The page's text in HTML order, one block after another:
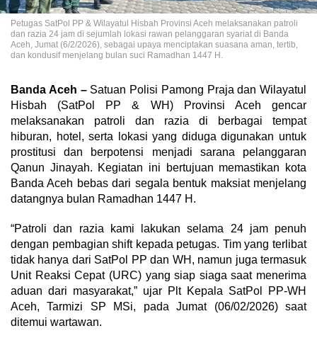
Petugas SatPol PP & Wilayatul Hisbah Provinsi Aceh melaksanakan patroli
dan razia 24 jam di sejumlah lokasi rawan pelanggaran syariat di Banda
Aceh, Jumat (6/2/2026), sebagai upaya menciptakan suasana aman, tertib,
dan kondusif menjelang bulan suci Ramadhan 1447 H.
Banda Aceh –Satuan Polisi Pamong Praja dan Wilayatul
Hisbah (SatPol PP & WH) Provinsi Aceh gencar
melaksanakan patroli dan razia di berbagai tempat
hiburan, hotel, serta lokasi yang diduga digunakan untuk
prostitusi dan berpotensi menjadi sarana pelanggaran
Qanun Jinayah. Kegiatan ini bertujuan memastikan kota
Banda Aceh bebas dari segala bentuk maksiat menjelang
datangnya bulan Ramadhan 1447 H.
“Patroli dan razia kami lakukan selama 24 jam penuh
dengan pembagian shift kepada petugas. Tim yang terlibat
tidak hanya dari SatPol PP dan WH, namun juga termasuk
Unit Reaksi Cepat (URC) yang siap siaga saat menerima
aduan dari masyarakat,” ujar Plt Kepala SatPol PP-WH
Aceh, Tarmizi SP MSi, pada Jumat (06/02/2026) saat
ditemui wartawan.